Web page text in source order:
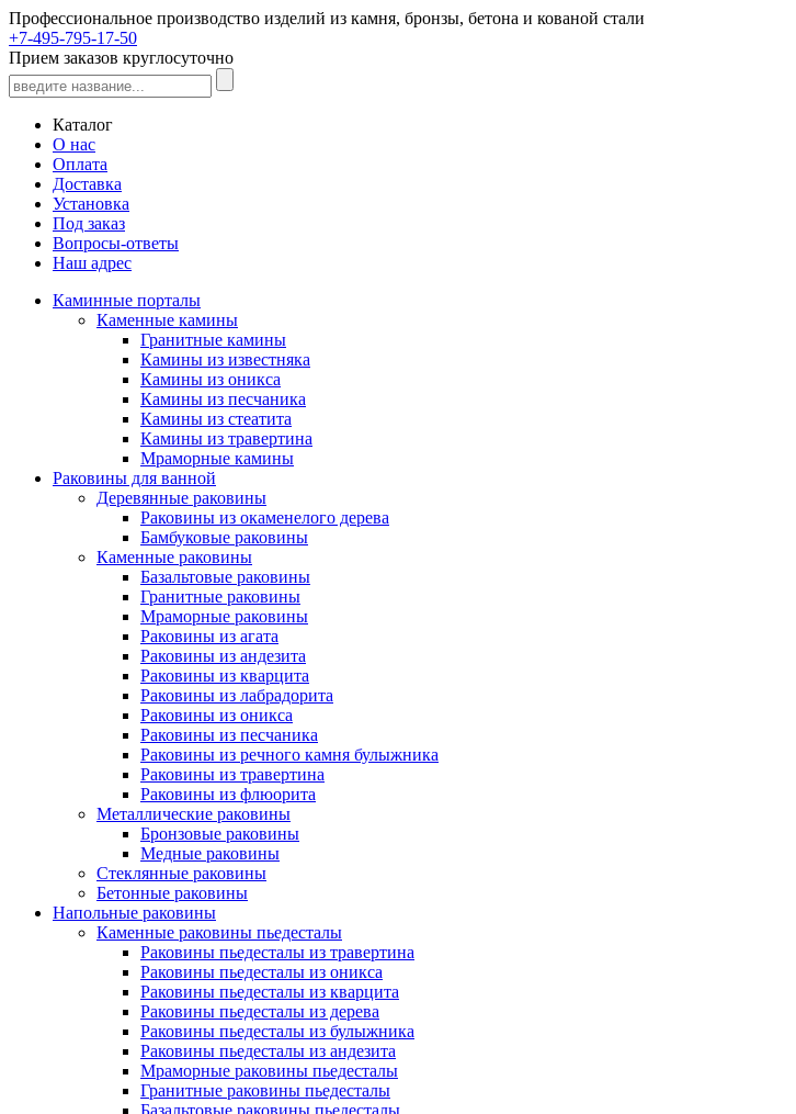
Профессиональное производство изделий из камня, бронзы, бетона и кованой стали
+7-495-795-17-50
Прием заказов круглосуточно
Каталог
О нас
Оплата
Доставка
Установка
Под заказ
Вопросы-ответы
Наш адрес
Каминные порталы
Каменные камины
Гранитные камины
Камины из известняка
Камины из оникса
Камины из песчаника
Камины из стеатита
Камины из травертина
Мраморные камины
Раковины для ванной
Деревянные раковины
Раковины из окаменелого дерева
Бамбуковые раковины
Каменные раковины
Базальтовые раковины
Гранитные раковины
Мраморные раковины
Раковины из агата
Раковины из андезита
Раковины из кварцита
Раковины из лабрадорита
Раковины из оникса
Раковины из песчаника
Раковины из речного камня булыжника
Раковины из травертина
Раковины из флюорита
Металлические раковины
Бронзовые раковины
Медные раковины
Стеклянные раковины
Бетонные раковины
Напольные раковины
Каменные раковины пьедесталы
Раковины пьедесталы из травертина
Раковины пьедесталы из оникса
Раковины пьедесталы из кварцита
Раковины пьедесталы из дерева
Раковины пьедесталы из булыжника
Раковины пьедесталы из андезита
Мраморные раковины пьедесталы
Гранитные раковины пьедесталы
Базальтовые раковины пьедесталы